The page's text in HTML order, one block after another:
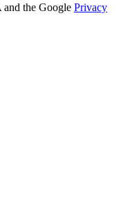
the Google Privacy